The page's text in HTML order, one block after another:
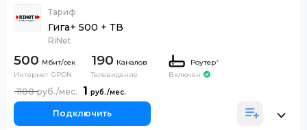
Тариф
Гига+ 500 + ТВ
RiNet
500
Интернет GPON
190 Каналов
Телевидение
Роутер*
Включен
1
1100
Подключить